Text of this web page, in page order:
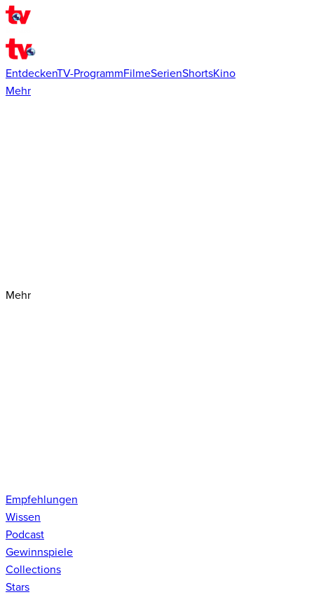
EntdeckenTV-ProgrammFilmeSerienShortsKino
Mehr
Mehr
Empfehlungen
Wissen
Podcast
Gewinnspiele
Collections
Stars